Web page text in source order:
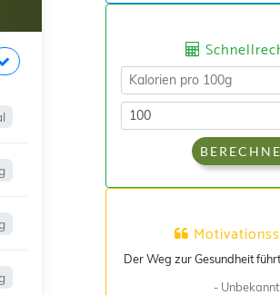
Der Weg zur Gesundheit
- Unbekannt